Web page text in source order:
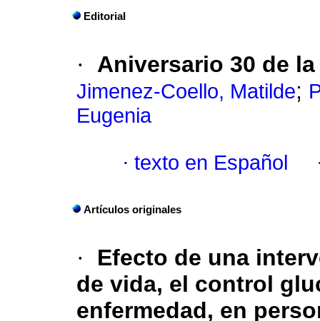
Editorial
· Aniversario 30 de
Jimenez-Coello, Matilde;
Eugenia
· texto en Español
Artículos originales
·
Efecto de una
de vida, el control
enfermedad, en